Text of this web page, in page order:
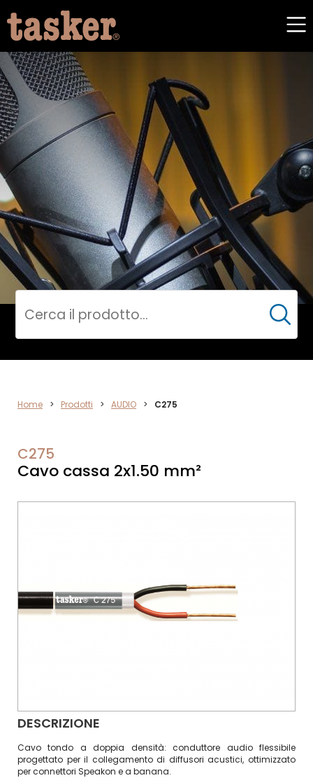
AUDIO
Cerca
Home > Prodotti > AUDIO > C275
C275
Cavo cassa 2x1.50 mm²
DESCRIZIONE
Cavo tondo a doppia densità: conduttore audio flessibile
progettato per il collegamento di diffusori acustici, ottimizzato
per connettori Speakon e a banana.